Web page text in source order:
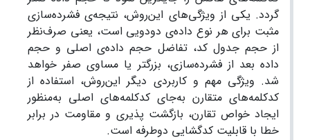
گردد. یکی از ویژگی‌های این‌روش، نتیجه‌ی فشرده‌سازی
مثبت برای هر نوع داده‌ی دودویی است، یعنی صرف‌نظر
از حجم جدول کد، تفاضل حجم داده‌ی اصلی و حجم
داده بعد از فشرده‌سازی، بزرگتر یا مساوی صفر خواهد
شد. ویژگی‌ مهم و کاربردی دیگر این‌روش، استفاده از
کدکلمه‌های متقارن به‌جای کدکلمه‌های اصلی به‌منظور
ایجاد خواص تقارن، بازگشت پذیری و مقاومت در برابر
خطا با قابلیت کدگشایی دوطرفه است.